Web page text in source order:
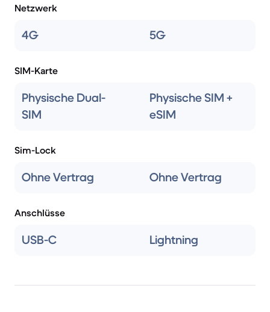
Netzwerk
4G 5G
SIM-Karte
Physische Dual-
SIM
Physische SIM +
eSIM
Sim-Lock
Ohne Vertrag Ohne Vertrag
Anschlüsse
USB-C Lightning